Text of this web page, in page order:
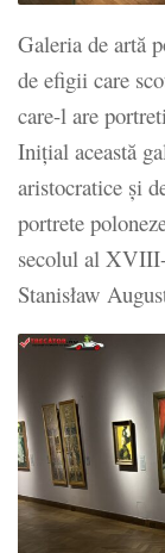
Galeria de artă
de efigii care
care-l are
Inițial această
aristocratice și
portrete
secolul al
Stanisław